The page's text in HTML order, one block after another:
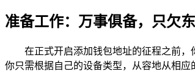
准备工作：万事俱备，只欠
在正式开启添加钱包地址的征程之前，
你只需根据自己的设备类型，从容地从相